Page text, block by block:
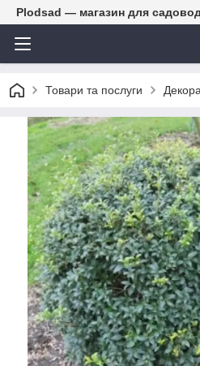
Plodsad — магазин для
Товари та послуги